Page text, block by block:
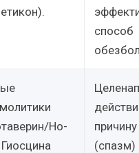
способ
Но-
(спазм)